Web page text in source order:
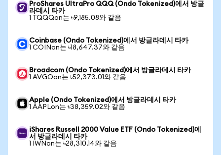
ProShares UltraPro QQQ (Ondo Tokenized)에서 방글
라데시 타카
1 TQQQon는 ৳9,185.08와 같음
Coinbase (Ondo Tokenized)에서 방글라데시 타카
1 COINon는 ৳18,647.37와 같음
Broadcom (Ondo Tokenized)에서 방글라데시 타카
1 AVGOon는 ৳52,373.01와 같음
Apple (Ondo Tokenized)에서 방글라데시 타카
1 AAPLon는 ৳38,359.02와 같음
iShares Russell 2000 Value ETF (Ondo Tokenized)에
서 방글라데시 타카
1 IWNon는 ৳28,310.14와 같음